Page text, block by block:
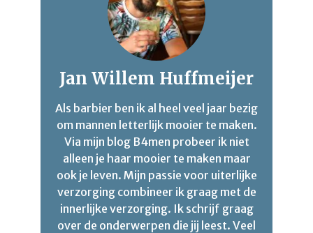
Jan Willem Huffmeijer
Als barbier ben ik al heel veel jaar bezig
om mannen letterlijk mooier te maken.
Via mijn blog B4men probeer ik niet
alleen je haar mooier te maken maar
ook je leven. Mijn passie voor uiterlijke
verzorging combineer ik graag met de
innerlijke verzorging. Ik schrijf graag
over de onderwerpen die jij leest. Veel